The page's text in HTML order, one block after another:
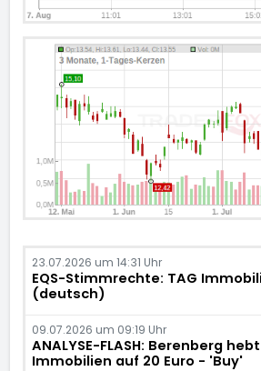
23.07.2026 um 14:31 Uhr
EQS-Stimmrechte: TAG
(deutsch)
09.07.2026 um 09:19 Uhr
ANALYSE-FLASH: Berenberg
Immobilien auf 20 Euro - 'Buy'